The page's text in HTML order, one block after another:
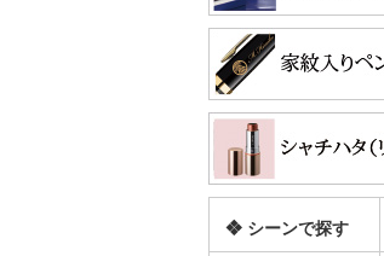
❖ シーンで探す